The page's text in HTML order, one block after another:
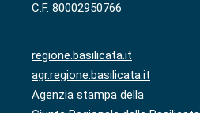
C.F. 80002950766
regione.basilicata.it
agr.regione.basilicata.it
Agenzia stampa della